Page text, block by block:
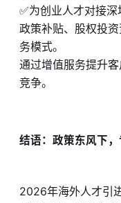
✅为创业人才对接
政策补贴、股权投
务模式。
通过增值服务提升
竞争。
结语：政策东风下
2026年海外人才引